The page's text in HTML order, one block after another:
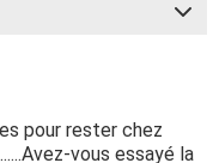
pour rester chez
vous essayé la